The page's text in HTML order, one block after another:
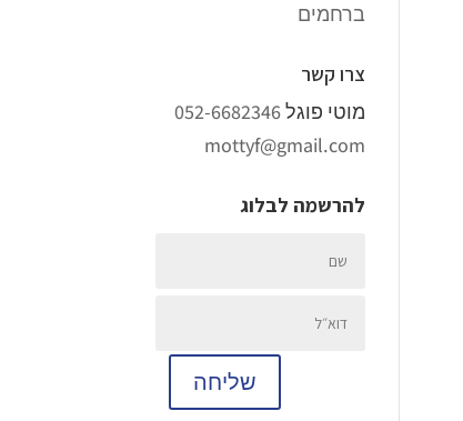
ברחמים
צרו קשר
מוטי פוגל052-6682346
mottyf@gmail.com
להרשמה לבלוג
שליחה